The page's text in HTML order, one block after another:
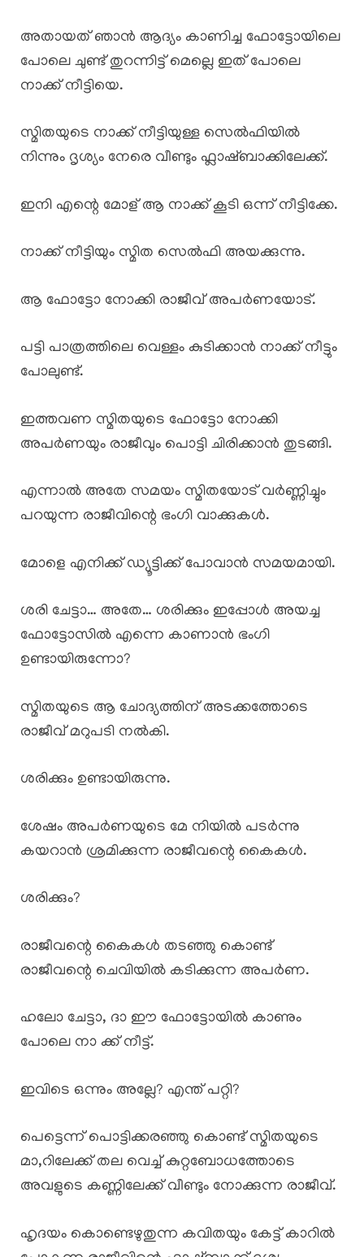
അതായത് ഞാൻ ആദ്യം കാണിച്ച ഫോട്ടോയിലെ
പോലെ ചുണ്ട് തുറന്നിട്ട്‌ മെല്ലെ ഇത് പോലെ
നാക്ക് നീട്ടിയെ.
സ്മിതയുടെ നാക്ക് നീട്ടിയുള്ള സെൽഫിയിൽ
നിന്നും ദൃശ്യം നേരെ വീണ്ടും ഫ്ലാഷ്ബാക്കിലേക്ക്.
ഇനി എന്റെ മോള് ആ നാക്ക് കൂടി ഒന്ന് നീട്ടിക്കേ.
നാക്ക് നീട്ടിയും സ്മിത സെൽഫി അയക്കുന്നു.
ആ ഫോട്ടോ നോക്കി രാജീവ് അപർണയോട്.
പട്ടി പാത്രത്തിലെ വെള്ളം കുടിക്കാൻ നാക്ക് നീട്ടും
പോലുണ്ട്.
ഇത്തവണ സ്മിതയുടെ ഫോട്ടോ നോക്കി
അപർണയും രാജീവും പൊട്ടി ചിരിക്കാൻ തുടങ്ങി.
എന്നാൽ അതേ സമയം സ്മിതയോട് വർണ്ണിച്ചും
പറയുന്ന രാജീവിന്റെ ഭംഗി വാക്കുകൾ.
മോളെ എനിക്ക് ഡ്യൂട്ടിക്ക് പോവാൻ സമയമായി.
ശരി ചേട്ടാ… അതേ… ശരിക്കും ഇപ്പോൾ അയച്ച
ഫോട്ടോസിൽ എന്നെ കാണാൻ ഭംഗി
ഉണ്ടായിരുന്നോ?
സ്മിതയുടെ ആ ചോദ്യത്തിന് അടക്കത്തോടെ
രാജീവ് മറുപടി നൽകി.
ശരിക്കും ഉണ്ടായിരുന്നു.
ശേഷം അപർണയുടെ മേ നിയിൽ പടർന്നു
കയറാൻ ശ്രമിക്കുന്ന രാജീവന്റെ കൈകൾ.
ശരിക്കും?
രാജീവന്റെ കൈകൾ തടഞ്ഞു കൊണ്ട്
രാജീവന്റെ ചെവിയിൽ കടിക്കുന്ന അപർണ.
ഹലോ ചേട്ടാ, ദാ ഈ ഫോട്ടോയിൽ കാണും
പോലെ നാ ക്ക് നീട്ട്.
ഇവിടെ ഒന്നും അല്ലേ? എന്ത് പറ്റി?
പെട്ടെന്ന് പൊട്ടിക്കരഞ്ഞു കൊണ്ട് സ്മിതയുടെ
മാ,റിലേക്ക് തല വെച്ച് കുറ്റബോധത്തോടെ
അവളുടെ കണ്ണിലേക്ക് വീണ്ടും നോക്കുന്ന രാജീവ്.
ഹൃദയം കൊണ്ടെഴുതുന്ന കവിതയും കേട്ട് കാറിൽ